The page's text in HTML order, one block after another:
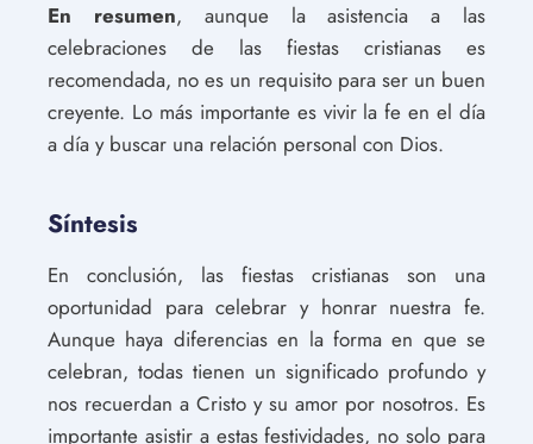
En resumen, aunque la asistencia a las
celebraciones de las fiestas cristianas es
recomendada, no es un requisito para ser un buen
creyente. Lo más importante es vivir la fe en el día
a día y buscar una relación personal con Dios.
Síntesis
En conclusión, las fiestas cristianas son una
oportunidad para celebrar y honrar nuestra fe.
Aunque haya diferencias en la forma en que se
celebran, todas tienen un significado profundo y
nos recuerdan a Cristo y su amor por nosotros. Es
importante asistir a estas festividades, no solo para